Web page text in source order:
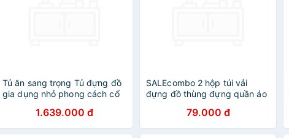
Tủ ăn sang trọng Tủ đựng đồ
gia dụng nhỏ phong cách cổ
1.639.000 đ
SALEcombo 2 hộp túi vải
đựng đồ thùng đựng quần áo
vải cứng,có nắp không cần tủ
79.000 đ